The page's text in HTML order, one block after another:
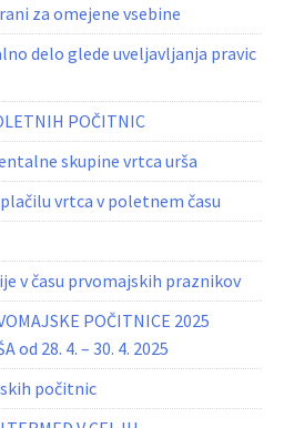
za omejene vsebine
delo glede uveljavljanja pravic
POČITNIC
skupine vrtca urša
vrtca v poletnem času
v času prvomajskih praznikov
POČITNICE 2025
od 28. 4. – 30. 4. 2025
počitnic